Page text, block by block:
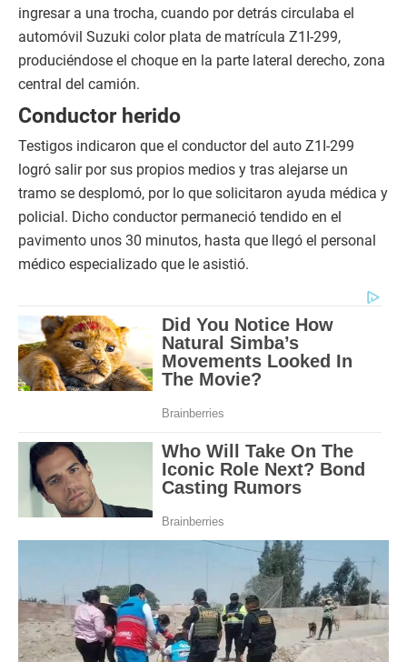
ingresar a una trocha, cuando por detrás circulaba el
automóvil Suzuki color plata de matrícula Z1I-299,
produciéndose el choque en la parte lateral derecho, zona
central del camión.
Conductor herido
Testigos indicaron que el conductor del auto Z1I-299
logró salir por sus propios medios y tras alejarse un
tramo se desplomó, por lo que solicitaron ayuda médica y
policial. Dicho conductor permaneció tendido en el
pavimento unos 30 minutos, hasta que llegó el personal
médico especializado que le asistió.